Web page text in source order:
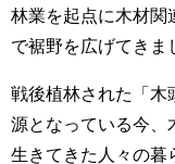
林業を起点に木材関
で裾野を広げてきま
戦後植林された「木
源となっている今、
生きてきた人々の暮